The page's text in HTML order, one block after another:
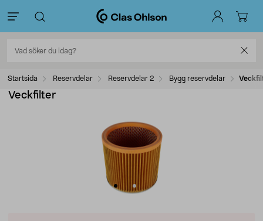
Startsida Reservdelar Reservdelar 2 Bygg reservdelar
Veckfilter